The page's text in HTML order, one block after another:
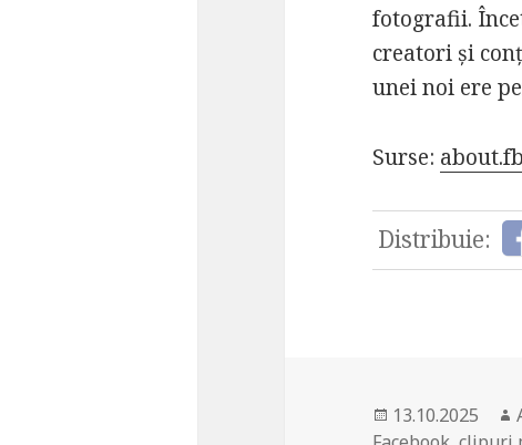
fotografii.
creatori și
unei noi ere
Surse:
Distribuie:
Posted
13.10.2025